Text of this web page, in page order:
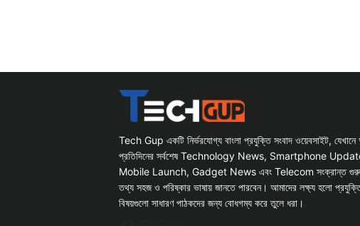
Tech Gup একটি নির্ভরযোগ্য বাংলা প্রযুক্তি সংবাদ ওয়েবসাইট,
প্রতিদিনের সর্বশেষ Technology News, Smartphone
Mobile Launch, Gadget News এবং Telecom সংক্রান্ত
তথ্য সহজ ও পরিষ্কার ভাষায় জানতে পারবেন। আমাদের লক্ষ্য হলো
বিষয়গুলো সাধারণ পাঠকদের জন্য বোধগম্য করে তুলে ধরা।